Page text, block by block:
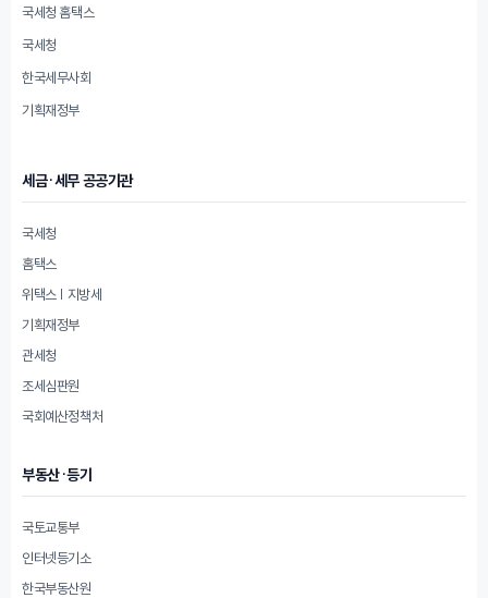
국세청 홈택스
국세청
한국세무사회
기획재정부
세금·세무 공공기관
국세청
홈택스
위택스 | 지방세
기획재정부
관세청
조세심판원
국회예산정책처
부동산·등기
국토교통부
인터넷등기소
한국부동산원